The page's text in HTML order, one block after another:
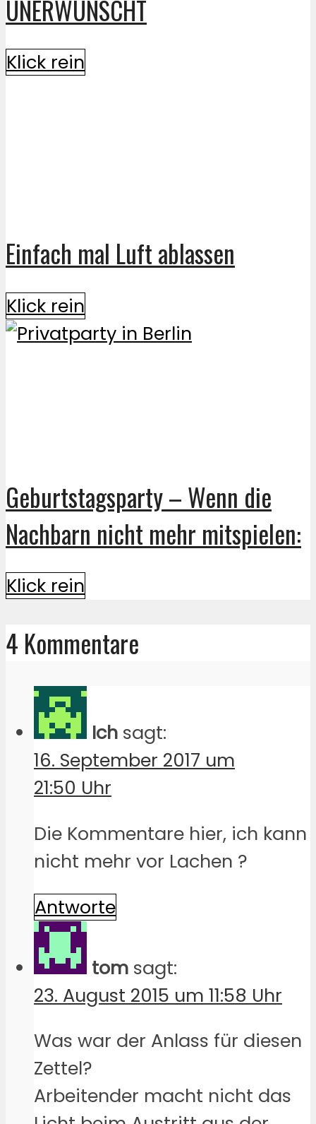
UNERWÜNSCHT
Klick rein
Einfach mal Luft ablassen
Klick rein
Geburtstagsparty – Wenn die
Nachbarn nicht mehr mitspielen:
Klick rein
4 Kommentare
Ich sagt:
16. September 2017 um
21:50 Uhr
Die Kommentare hier, ich kann
nicht mehr vor Lachen ?
Antworte
tom sagt:
23. August 2015 um 11:58 Uhr
Was war der Anlass für diesen
Zettel?
Arbeitender macht nicht das